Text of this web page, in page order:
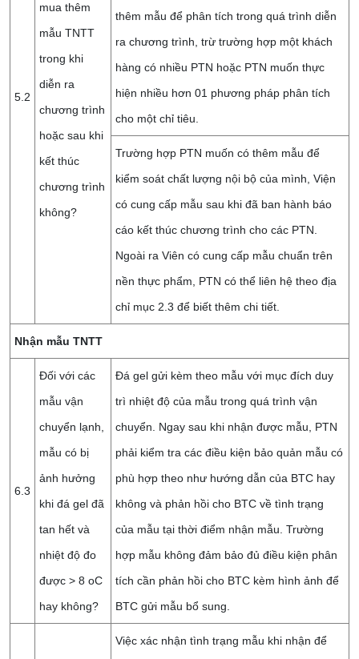
5.2
mua thêm
mẫu TNTT
trong khi
diễn ra
chương trình
hoặc sau khi
kết thúc
chương trình
không?
thêm mẫu để phân tích trong quá trình diễn
ra chương trình, trừ trường hợp một khách
hàng có nhiều PTN hoặc PTN muốn thực
hiện nhiều hơn 01 phương pháp phân tích
cho một chỉ tiêu.
Trường hợp PTN muốn có thêm mẫu để
kiểm soát chất lượng nội bộ của mình, Viện
có cung cấp mẫu sau khi đã ban hành báo
cáo kết thúc chương trình cho các PTN.
Ngoài ra Viên có cung cấp mẫu chuẩn trên
nền thực phẩm, PTN có thể liên hệ theo địa
chỉ mục 2.3 để biết thêm chi tiết.
Nhận mẫu TNTT
6.3
Đối với các
mẫu vận
chuyển lạnh,
mẫu có bị
ảnh hưởng
khi đá gel đã
tan hết và
nhiệt độ đo
được > 8 oC
hay không?
Đá gel gửi kèm theo mẫu với mục đích duy
trì nhiệt độ của mẫu trong quá trình vận
chuyển. Ngay sau khi nhận được mẫu, PTN
phải kiểm tra các điều kiện bảo quản mẫu có
phù hợp theo như hướng dẫn của BTC hay
không và phản hồi cho BTC về tình trạng
của mẫu tại thời điểm nhận mẫu. Trường
hợp mẫu không đảm bảo đủ điều kiện phân
tích cần phản hồi cho BTC kèm hình ảnh để
BTC gửi mẫu bổ sung.
Việc xác nhận tình trạng mẫu khi nhận để